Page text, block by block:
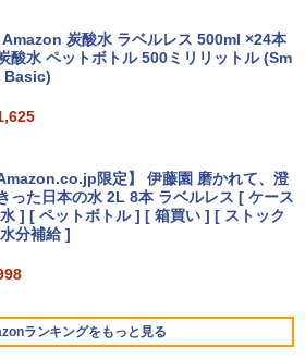
10世代 以降 メモリ 8GB SSD 256GB
富士通 LIFEBOOK A5510｜中古 ノー
パソコン オフィス付き 中古PC ノート
15.6インチ 初期設定済み
ートパソコン 14インチ 新品 Windows
Pro Office搭載 日本語キーボード メ
リ 8GB SSD 128GB 256GB 512GB 1
Webカメラ WiFi Bluetooth 選べる
ピンク シルバー 最短当日出荷
13,980
Care [ 27型 / フルHD(1920×1080) / ワ
ド ] VA279HG
15,800
ブラック 18.5型ワイド液晶ディス
レイ LCDAH191EDB
3,960
いかわ なんか小さくてかわいいやつ
1） （ワイドKC） [ ナガノ ]
1,100
年アップグレード版】AOKIMI ワイヤ
ブルートゥースHi-Fi 最大36時間再生 ぶ
き 防水 タッチ式音量調整 スポーツ/通勤/通
会議(ホワイト)
グ ANC 36時間再生
炭酸水 ラベルレス 500ml ×24本
酸水 ペットボトル 500ミリリットル (Sm
Basic)
Amazon.co.jp限定】 伊藤園 磨かれて、澄
った日本の水 2L 8本 ラベルレス [ ケース
] [ ペットボトル ] [ 箱買い ] [ ストック
分補給 ]
ランキングをもっと見る